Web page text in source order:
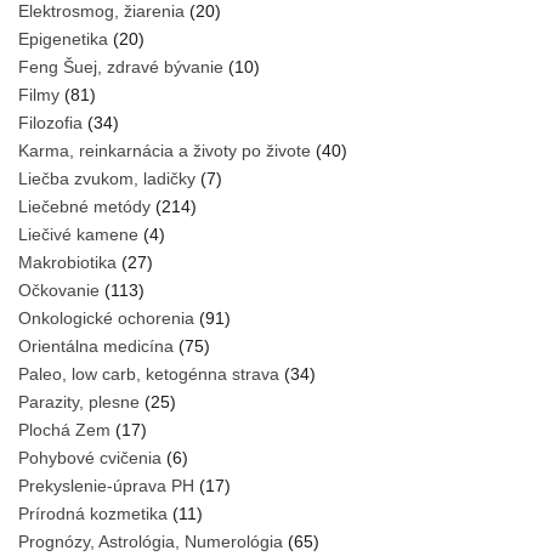
Elektrosmog, žiarenia (20)
Epigenetika (20)
Feng Šuej, zdravé bývanie (10)
Filmy (81)
Filozofia (34)
Karma, reinkarnácia a životy po živote (40)
Liečba zvukom, ladičky (7)
Liečebné metódy (214)
Liečivé kamene (4)
Makrobiotika (27)
Očkovanie (113)
Onkologické ochorenia (91)
Orientálna medicína (75)
Paleo, low carb, ketogénna strava (34)
Parazity, plesne (25)
Plochá Zem (17)
Pohybové cvičenia (6)
Prekyslenie-úprava PH (17)
Prírodná kozmetika (11)
Prognózy, Astrológia, Numerológia (65)